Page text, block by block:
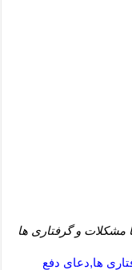
مشکلات و گرفتاری ها
ها,دعای دفع